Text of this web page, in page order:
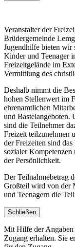
Veranstalter der
Brüdergemeinde
Jugendhilfe bieten wir
Kinder und Teenager
Freizeitgelände im
Vermittlung des
Deshalb nimmt die
hohen Stellenwert im
ehrenamtlichen
und Bastelangeboten.
sind die Teilnehmer
Freizeit teilzunehmen
der Freizeiten sind
sozialer
der Persönlichkeit.
Der Teilnahmebetrag
Großteil wird von der
und Teenagern die
Schließen
Mit Hilfe der Angaben
Zugang erhalten. Sie